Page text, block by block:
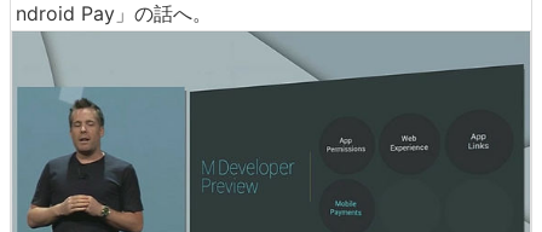
ndroid Pay」の話へ。